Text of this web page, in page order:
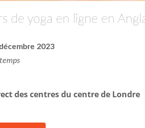
de yoga en ligne en
2023
des centres du centre de Londre